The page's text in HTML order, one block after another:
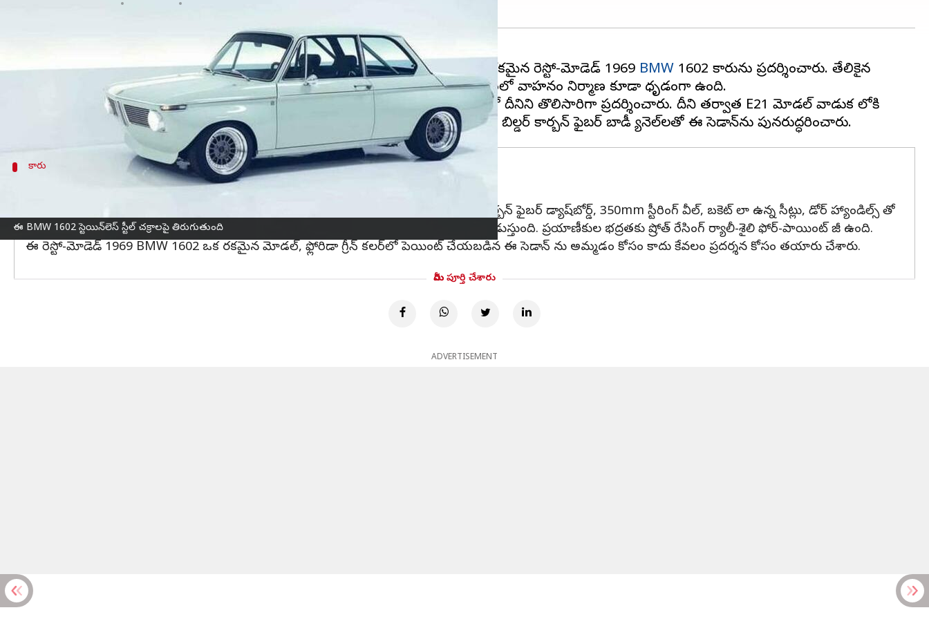
ఈ BMW 1602 స్టెయిన్‌లెస్ స్టీల్ చక్రాలపై తిరుగుతుంది
పాల్ లెఫెవ్రే అనే ఫ్రెంచ్ సర్ఫ్‌బోర్డ్ షేపర్, బిల్డర్ చేతితో చెక్కిన కార్బన్ ఫైబర్ బాడీ ప్యానెల్‌లతో ఒక రకమైన రెస్టో-మోడెడ్ 1969 BMW 1602 కారును ప్రదర్శించారు. తేలికైన
పదార్ధాల ఉపయోగం క్లాసిక్ సెడాన్ మొత్తం బరువును 816kgలకు తగ్గించింది. అదే సమయంలో వాహనం నిర్మాణ కూడా ధృడంగా ఉంది.
BMW 1602 జర్మన్ మార్క్ ద్వారా 2సిరీస్లో మొదటి మోడల్, 1966 జెనీవా మోటార్ షోలో దీనిని తొలిసారిగా ప్రదర్శించారు. దీని తర్వాత E21 మోడల్‌ వాడుక లోకి
కారు
ఈ కారు కేవలం ప్రదర్శన కోసం మాత్రమే
అప్డేట్ చేసిన ఈ 1969 BMW 1602 ఒక బాక్సీ డిజైన్‌ తో ఉంది. ఈ కారు లోపల KMS కెన్ డిస్‌ప్లేతో కార్బన్ ఫైబర్ డ్యాష్‌బోర్డ్, 350mm స్టీరింగ్ వీల్, బకెట్ లా ఉన్న సీట్లు, డోర్ హ్యాండిల్స్ తో
పాటు రియర్-వ్యూ మిర్రర్ వంటి ప్రత్యేకతలు ఉన్నాయి. కారు 2.3-లీటర్, ఇన్‌లైన్-ఫోర్ ఇంజన్ తో నడుస్తుంది. ప్రయాణీకుల భద్రతకు ష్రోత్ రేసింగ్ ర్యాలీ-శైలి ఫోర్-పాయింట్ జీ ఉంది.
ఈ రెస్టో-మోడెడ్ 1969 BMW 1602 ఒక రకమైన మోడల్, ఫ్లోరిడా గ్రీన్ కలర్‌లో పెయింట్ చేయబడిన ఈ సెడాన్ ను అమ్మడం కోసం కాదు కేవలం ప్రదర్శన కోసం తయారు చేశారు.
మీరు పూర్తి చేశారు
ADVERTISEMENT